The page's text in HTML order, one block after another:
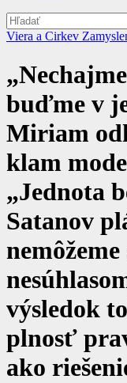
Viera a Cirkev
buďme v
Miriam
klam
„Jednota
Satanov
výsledok
plnosť
ako